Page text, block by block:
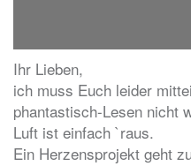
Ihr Lieben,
ich muss Euch leider
phantastisch-Lesen nicht
Luft ist einfach `raus.
Ein Herzensprojekt geht